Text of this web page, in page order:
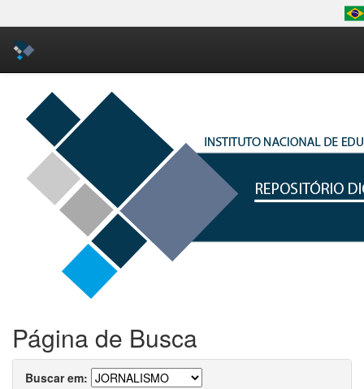
Skip
navigation
Página de Busca
Buscar em: